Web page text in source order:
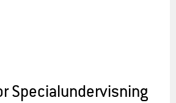
Specialundervisning